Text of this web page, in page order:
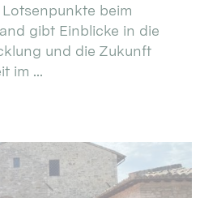
beim
gibt Einblicke in die
und die Zukunft
im ...